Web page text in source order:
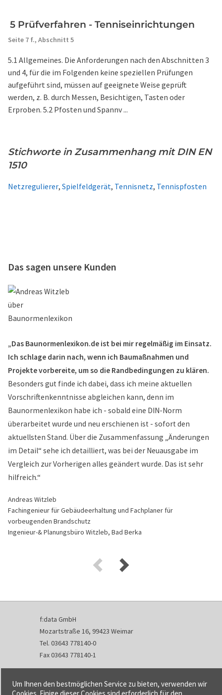
5 Prüfverfahren - Tenniseinrichtungen
Seite 7 f., Abschnitt 5
5.1 Allgemeines. Die Anforderungen nach den Abschnitten 3
und 4, für die im Folgenden keine speziellen Prüfungen
aufgeführt sind, müssen auf geeignete Weise geprüft
werden, z. B. durch Messen, Besichtigen, Tasten oder
Erproben. 5.2 Pfosten und Spannv ...
Stichworte in Zusammenhang mit DIN EN
1510
Netzregulierer, Spielfeldgerät, Tennisnetz, Tennispfosten
Das sagen unsere Kunden
„Das Baunormenlexikon.de ist bei mir regelmäßig im Einsatz.
Ich schlage darin nach, wenn ich Baumaßnahmen und
Projekte vorbereite, um so die Randbedingungen zu klären.
Besonders gut finde ich dabei, dass ich meine aktuellen
Vorschriftenkenntnisse abgleichen kann, denn im
Baunormenlexikon habe ich - sobald eine DIN-Norm
überarbeitet wurde und neu erschienen ist - sofort den
aktuellsten Stand. Über die Zusammenfassung „Änderungen
im Detail“ sehe ich detailliert, was bei der Neuausgabe im
Vergleich zur Vorherigen alles geändert wurde. Das ist sehr
hilfreich.“
Andreas Witzleb
Fachingenieur für Gebäudeerhaltung und Fachplaner für
vorbeugenden Brandschutz
Ingenieur-& Planungsbüro Witzleb, Bad Berka
f:data GmbH
Mozartstraße 16, 99423 Weimar
Tel. 03643 778140-0
Fax 03643 778140-1
info@fdata.de
Kontakt
Um Ihnen den bestmöglichen Service zu bieten, verwenden wir